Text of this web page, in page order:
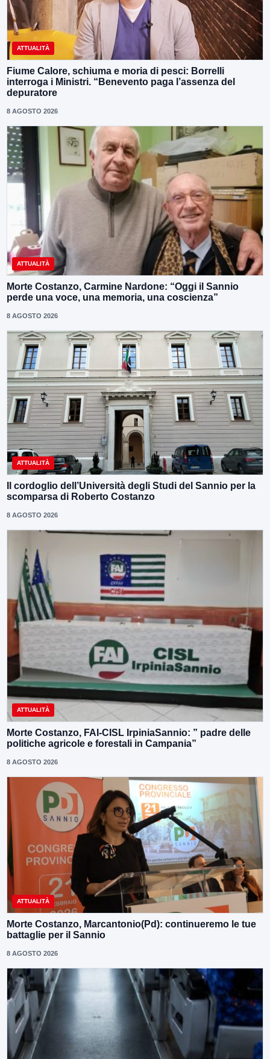
ATTUALITÀ
Fiume Calore, schiuma e moria di pesci: Borrelli
interroga i Ministri. “Benevento paga l’assenza del
depuratore
8 AGOSTO 2026
ATTUALITÀ
Morte Costanzo, Carmine Nardone: “Oggi il Sannio
perde una voce, una memoria, una coscienza”
8 AGOSTO 2026
ATTUALITÀ
Il cordoglio dell’Università degli Studi del Sannio per la
scomparsa di Roberto Costanzo
8 AGOSTO 2026
ATTUALITÀ
Morte Costanzo, FAI-CISL IrpiniaSannio: ” padre delle
politiche agricole e forestali in Campania”
8 AGOSTO 2026
ATTUALITÀ
Morte Costanzo, Marcantonio(Pd): continueremo le tue
battaglie per il Sannio
8 AGOSTO 2026